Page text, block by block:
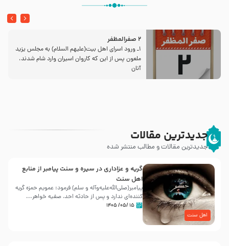
2 صفرالمظفر
1ـ ورود اسراى اهل بیت‌(علیهم السلام) به مجلس یزید
ملعون پس از این كه كاروان اسیران وارد شام شدند،
آنان
جدیدترین مقالات
جدیدترین مقالات و مطالب منتشر شده
اهل سنت
گریه و عزاداری در سیره و سنت پیامبر از منابع
اهل سنت
پیامبر(صلی‌الله‌علیه‌وآله و سلم) فرمود: عمویم حمزه گریه
کننده‌ای ندارد و پس از حادثه احد، صفیه خواهر...
۱۵ /۰۵/ ۱۴۰۵